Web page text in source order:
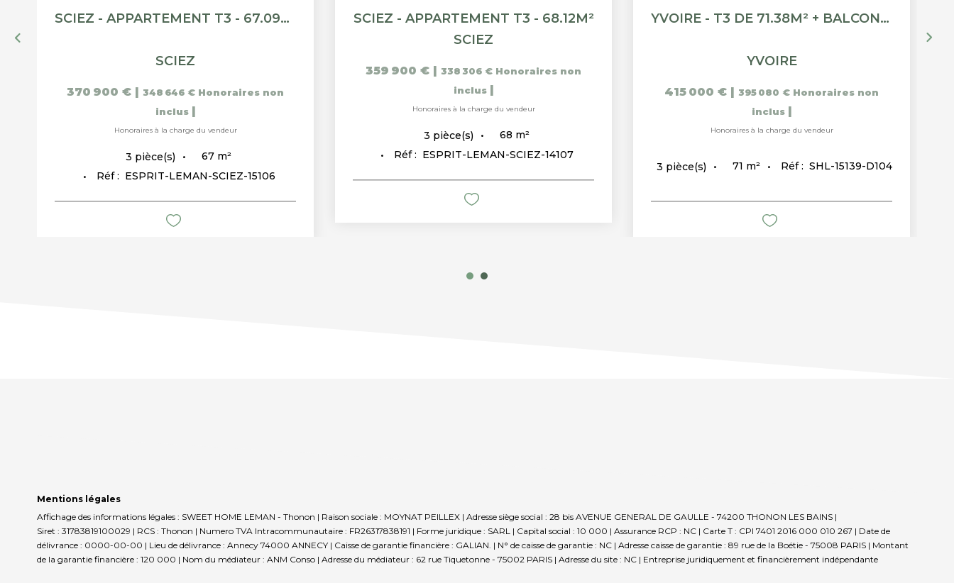
SCIEZ - APPARTEMENT T3 - 67.09M²
SCIEZ
370 900 € | 348 646 € Honoraires non
inclus |
Honoraires à la charge du vendeur
3 pièce(s) 67 m²
Réf : ESPRIT-LEMAN-SCIEZ-15106
SCIEZ - APPARTEMENT T3 - 68.12M²
SCIEZ
359 900 € | 338 306 € Honoraires non
inclus |
Honoraires à la charge du vendeur
3 pièce(s) 68 m²
Réf : ESPRIT-LEMAN-SCIEZ-14107
YVOIRE - T3 DE 71.38M² + BALCON 19.85M²
YVOIRE
415 000 € | 395 080 € Honoraires non
inclus |
Honoraires à la charge du vendeur
3 pièce(s) 71 m² Réf : SHL-15139-D104
Mentions légales
Affichage des informations légales : SWEET HOME LEMAN - Thonon | Raison sociale : MOYNAT PEILLEX | Adresse siège social : 28 bis AVENUE GENERAL DE GAULLE - 74200 THONON LES BAINS |
Siret : 31783819100029 | RCS : Thonon | Numero TVA Intracommunautaire : FR26317838191 | Forme juridique : SARL | Capital social : 10 000 | Assurance RCP : NC | Carte T : CPI 7401 2016 000 010 267 | Date de
délivrance : 0000-00-00 | Lieu de délivrance : Annecy 74000 ANNECY | Caisse de garantie financière : GALIAN. | N° de caisse de garantie : NC | Adresse caisse de garantie : 89 rue de la Boétie - 75008 PARIS | Montant
de la garantie financière : 120 000 | Nom du médiateur : ANM Conso | Adresse du médiateur : 62 rue Tiquetonne - 75002 PARIS | Adresse du site : NC | Entreprise juridiquement et financièrement indépendante